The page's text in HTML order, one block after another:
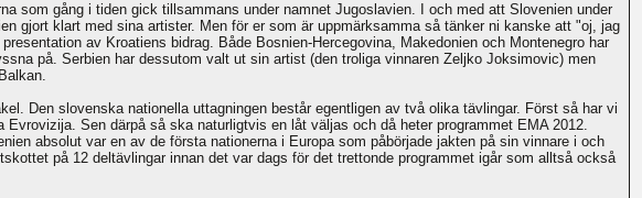
som gång i tiden gick tillsammans under namnet Jugoslavien. I och med att Slovenien under
gjort klart med sina artister. Men för er som är uppmärksamma så tänker ni kanske att "oj, jag
av Kroatiens bidrag. Både Bosnien-Hercegovina, Makedonien och Montenegro har
på. Serbien har dessutom valt ut sin artist (den troliga vinnaren Zeljko Joksimovic) men
Den slovenska nationella uttagningen består egentligen av två olika tävlingar. Först så har vi
Sen därpå så ska naturligtvis en låt väljas och då heter programmet EMA 2012.
absolut var en av de första nationerna i Europa som påbörjade jakten på sin vinnare i och
på 12 deltävlingar innan det var dags för det trettonde programmet igår som alltså också